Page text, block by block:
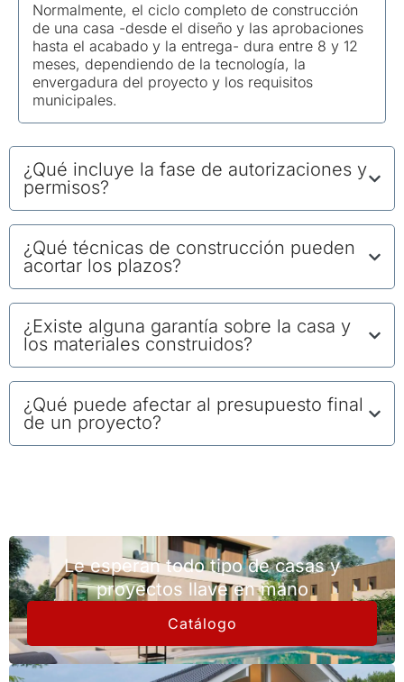
Normalmente, el ciclo completo de construcción
de una casa -desde el diseño y las aprobaciones
hasta el acabado y la entrega- dura entre 8 y 12
meses, dependiendo de la tecnología, la
envergadura del proyecto y los requisitos
municipales.
¿Qué incluye la fase de autorizaciones y
permisos?
¿Qué técnicas de construcción pueden
acortar los plazos?
¿Existe alguna garantía sobre la casa y
los materiales construidos?
¿Qué puede afectar al presupuesto final
de un proyecto?
Le esperan todo tipo de casas y
proyectos llave en mano
Catálogo